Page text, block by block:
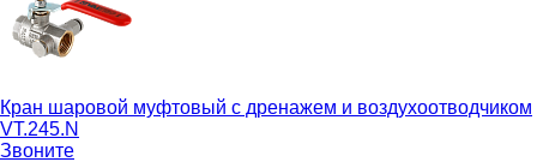
Кран шаровой муфтовый с дренажем и воздухоотводчиком
VT.245.N
Звоните